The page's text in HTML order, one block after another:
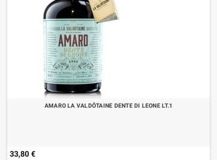
AMARO LA VALDÔTAINE DENTE DI LEONE LT.1
33,80 €